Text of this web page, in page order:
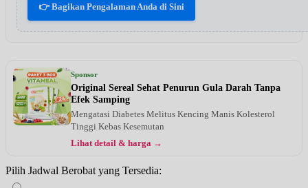
👉 Bagikan Pengalaman Anda di Sini
Sponsor
Original Sereal Sehat Penurun Gula Darah Tanpa
Efek Samping
Mengatasi Diabetes Melitus Kencing Manis Kolesterol
Tinggi Kebas Kesemutan
Lihat detail & harga →
Pilih Jadwal Berobat yang Tersedia: